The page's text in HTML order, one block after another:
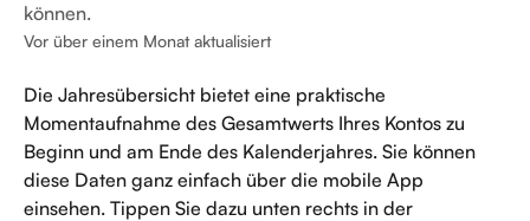
können.
Vor über einem Monat aktualisiert
Die Jahresübersicht bietet eine praktische
Momentaufnahme des Gesamtwerts Ihres Kontos zu
Beginn und am Ende des Kalenderjahres. Sie können
diese Daten ganz einfach über die mobile App
einsehen. Tippen Sie dazu unten rechts in der